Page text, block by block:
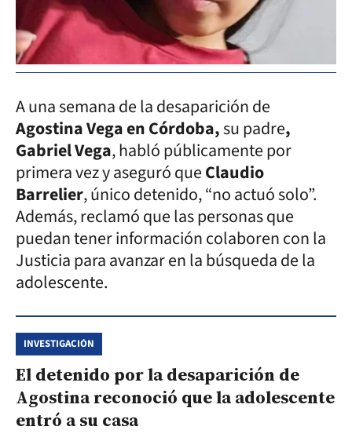
A una semana de la desaparición de
Agostina Vega en Córdoba,su padre,
Gabriel Vega, habló públicamente por
primera vez y aseguró queClaudio
Barrelier, único detenido, “no actuó solo”.
Además, reclamó que las personas que
puedan tener información colaboren con la
Justicia para avanzar en la búsqueda de la
adolescente.
INVESTIGACIÓN
El detenido por la desaparición de
Agostina reconoció que la adolescente
entró a su casa